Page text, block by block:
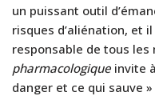
un puissant outil
risques d’aliénation, et
responsable de tous les
pharmacologique invite
danger et ce qui sauve »